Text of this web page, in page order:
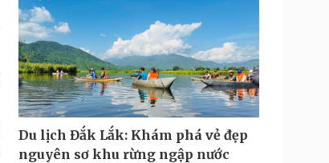
Du lịch Đắk Lắk: Khám phá vẻ đẹp
nguyên sơ khu rừng ngập nước